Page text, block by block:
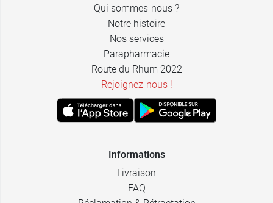
Qui sommes-nous ?
Notre histoire
Nos services
Parapharmacie
Route du Rhum 2022
Rejoignez-nous !
Informations
Livraison
FAQ